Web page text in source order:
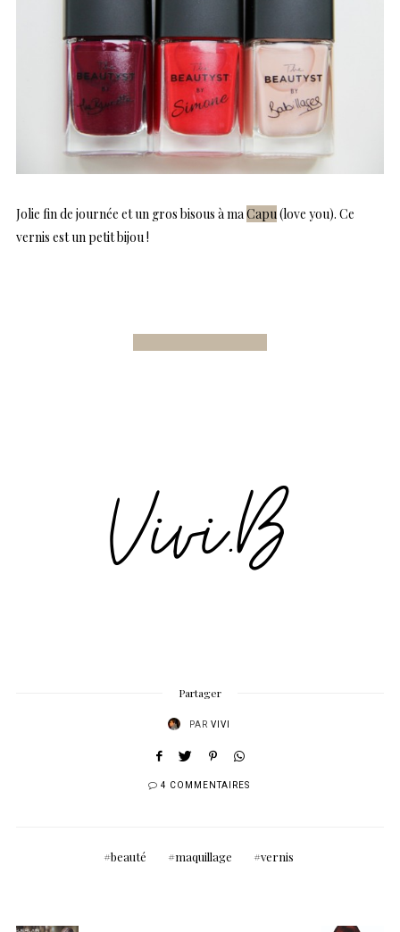
Jolie fin de journée et un gros bisous à ma Capu (love you). Ce
vernis est un petit bijou !
Partager
PAR VIVI
4 COMMENTAIRES
beauté maquillage vernis